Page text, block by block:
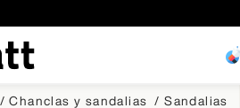
Chanclas y sandalias Sandalias